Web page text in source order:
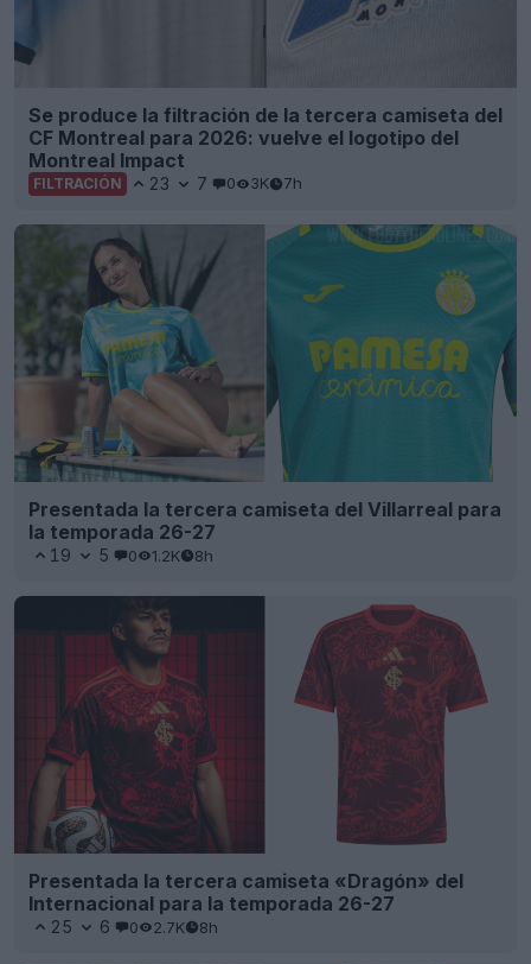
Se produce la filtración de la tercera camiseta del
CF Montreal para 2026: vuelve el logotipo del
Montreal Impact
FILTRACIÓN 23 7 0 3K 7h
Presentada la tercera camiseta del Villarreal para
la temporada 26-27
19 5 0 1.2K 8h
Presentada la tercera camiseta «Dragón» del
Internacional para la temporada 26-27
25 6 0 2.7K 8h